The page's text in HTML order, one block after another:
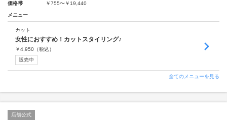
価格帯
￥755〜￥19,440
メニュー
カット
女性におすすめ！カットスタイリング♪
￥4,950 （税込）
販売中
全てのメニューを見る
店舗公式